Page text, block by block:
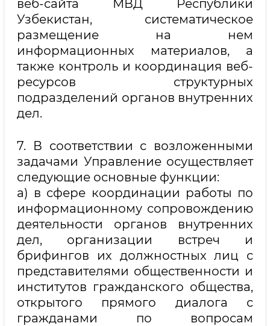
веб-сайта МВД Республики
Узбекистан, систематическое
размещение на нем
информационных материалов, а
также контроль и координация веб-
ресурсов структурных
подразделений органов внутренних
дел.
7. В соответствии с возложенными
задачами Управление осуществляет
следующие основные функции:
а) в сфере координации работы по
информационному сопровождению
деятельности органов внутренних
дел, организации встреч и
брифингов их должностных лиц с
представителями общественности и
институтов гражданского общества,
открытого прямого диалога с
гражданами по вопросам